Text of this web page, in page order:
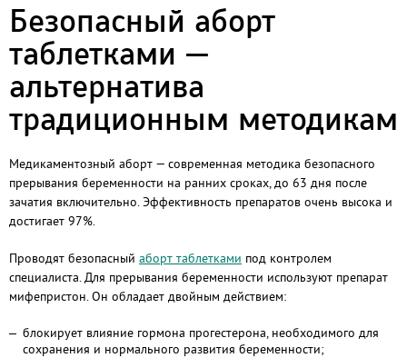
Безопасный аборт
таблетками —
альтернатива
традиционным методикам
Медикаментозный аборт — современная методика безопасного
прерывания беременности на ранних сроках, до 63 дня после
зачатия включительно. Эффективность препаратов очень высока и
достигает 97%.
Проводят безопасный аборт таблетками под контролем
специалиста. Для прерывания беременности используют препарат
мифепристон. Он обладает двойным действием:
блокирует влияние гормона прогестерона, необходимого для
сохранения и нормального развития беременности;